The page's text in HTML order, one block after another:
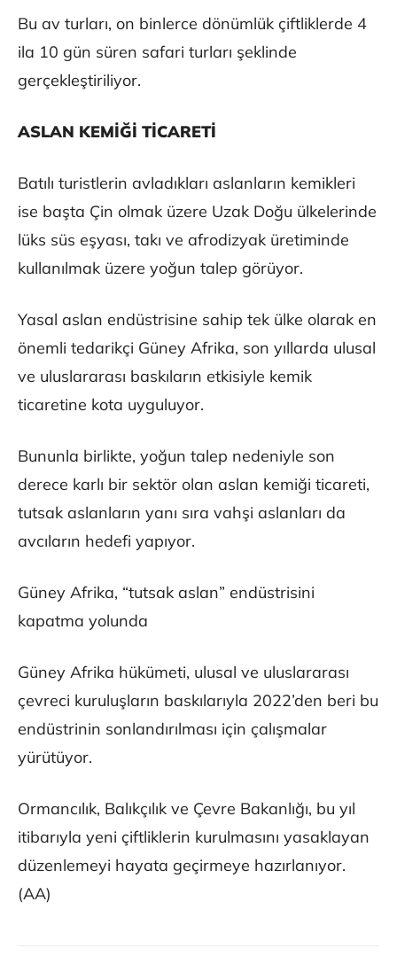
Bu av turları, on binlerce dönümlük çiftliklerde 4
ila 10 gün süren safari turları şeklinde
gerçekleştiriliyor.
ASLAN KEMİĞİ TİCARETİ
Batılı turistlerin avladıkları aslanların kemikleri
ise başta Çin olmak üzere Uzak Doğu ülkelerinde
lüks süs eşyası, takı ve afrodizyak üretiminde
kullanılmak üzere yoğun talep görüyor.
Yasal aslan endüstrisine sahip tek ülke olarak en
önemli tedarikçi Güney Afrika, son yıllarda ulusal
ve uluslararası baskıların etkisiyle kemik
ticaretine kota uyguluyor.
Bununla birlikte, yoğun talep nedeniyle son
derece karlı bir sektör olan aslan kemiği ticareti,
tutsak aslanların yanı sıra vahşi aslanları da
avcıların hedefi yapıyor.
Güney Afrika, “tutsak aslan” endüstrisini
kapatma yolunda
Güney Afrika hükümeti, ulusal ve uluslararası
çevreci kuruluşların baskılarıyla 2022’den beri bu
endüstrinin sonlandırılması için çalışmalar
yürütüyor.
Ormancılık, Balıkçılık ve Çevre Bakanlığı, bu yıl
itibarıyla yeni çiftliklerin kurulmasını yasaklayan
düzenlemeyi hayata geçirmeye hazırlanıyor.
(AA)